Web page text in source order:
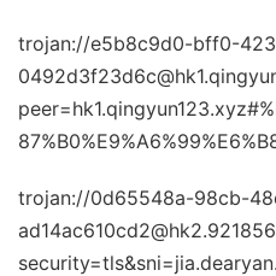
trojan://e5b8c9d0-bff0-
trojan://0d65548a-98cb-